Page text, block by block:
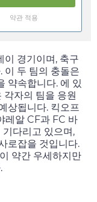
약관 적용
이 경기이며, 축구
이 두 팀의 충돌은
약속합니다. 에 있
자의 팀을 응원
상됩니다. 킥오프
레알 CF과 FC 바
다리고 있으며,
로잡을 것입니다.
약간 우세하지만